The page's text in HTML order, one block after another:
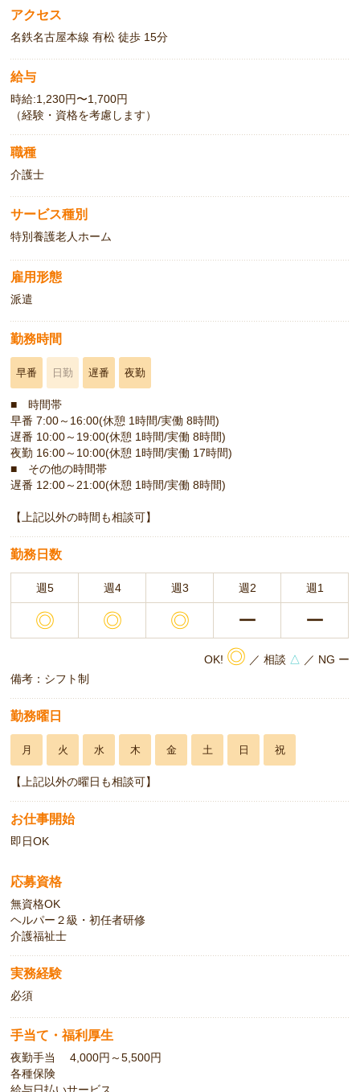
アクセス
名鉄名古屋本線 有松 徒歩 15分
給与
時給:1,230円〜1,700円
（経験・資格を考慮します）
職種
介護士
サービス種別
特別養護老人ホーム
雇用形態
派遣
勤務時間
早番 日勤 遅番 夜勤
■ 時間帯
早番 7:00～16:00(休憩 1時間/実働 8時間)
遅番 10:00～19:00(休憩 1時間/実働 8時間)
夜勤 16:00～10:00(休憩 1時間/実働 17時間)
■ その他の時間帯
遅番 12:00～21:00(休憩 1時間/実働 8時間)
【上記以外の時間も相談可】
勤務日数
週5 週4 週3 週2 週1
◎ ◎ ◎ ー ー
OK! ◎ ／ 相談 △ ／ NG ー
備考：シフト制
勤務曜日
月 火 水 木 金 土 日 祝
【上記以外の曜日も相談可】
お仕事開始
即日OK
応募資格
無資格OK
ヘルパー２級・初任者研修
介護福祉士
実務経験
必須
手当て・福利厚生
夜勤手当 4,000円～5,500円
各種保険